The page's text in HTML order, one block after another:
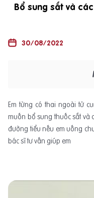
Bổ sung sắt và
30/08/2022
Em từng có thai ngoài tử
muốn bổ sung thuốc sắt và
đường tiểu nếu em uống
bác sĩ tư vấn giúp em